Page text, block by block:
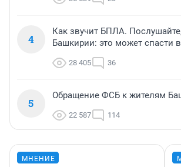
4
Как звучит БПЛА.
Башкирии: это может спасти
28 405 36
5
Обращение ФСБ к жителям
22 587 114
МНЕНИЕ